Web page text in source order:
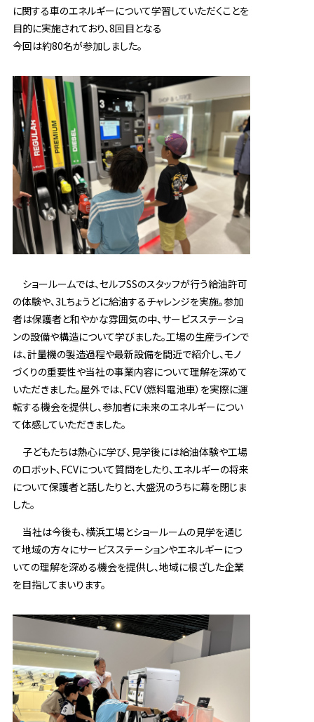
に関する車のエネルギーについて学習していただくことを
目的に実施されており、8回目となる
今回は約80名が参加しました。
ショールームでは、セルフSSのスタッフが行う給油許可
の体験や、3Lちょうどに給油するチャレンジを実施。参加
者は保護者と和やかな雰囲気の中、サービスステーショ
ンの設備や構造について学びました。工場の生産ラインで
は、計量機の製造過程や最新設備を間近で紹介し、モノ
づくりの重要性や当社の事業内容について理解を深めて
いただきました。屋外では、FCV（燃料電池車）を実際に運
転する機会を提供し、参加者に未来のエネルギーについ
て体感していただきました。
子どもたちは熱心に学び、見学後には給油体験や工場
のロボット、FCVについて質問をしたり、エネルギーの将来
について保護者と話したりと、大盛況のうちに幕を閉じま
した。
当社は今後も、横浜工場とショールームの見学を通じ
て地域の方々にサービスステーションやエネルギーにつ
いての理解を深める機会を提供し、地域に根ざした企業
を目指してまいります。